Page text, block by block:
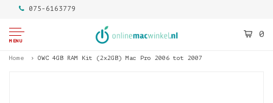
075-6163779
MENU
0
Home OWC 4GB RAM Kit (2x2GB) Mac Pro 2006 tot 2007